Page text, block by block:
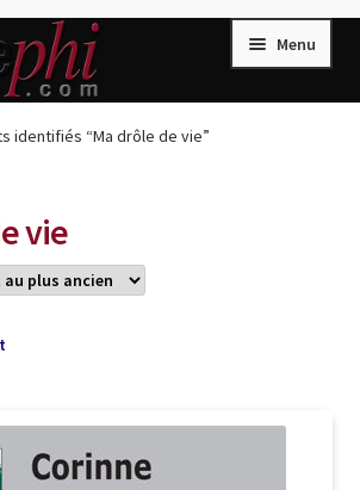
Menu
identifiés “Ma drôle de vie”
vie